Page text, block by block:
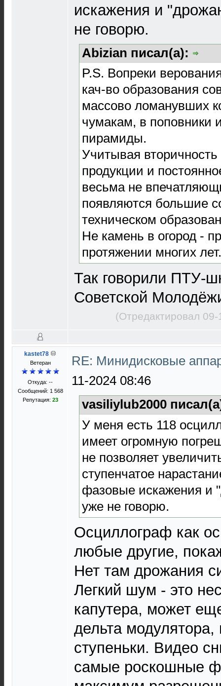
искажения и
не говорю.
Abizian писал(а):
P.S. Вопреки
кач-во образования
массово ломанувших
чумакам, в поповники
пирамиды.
Учитывая
продукции и
весьма не
появляются большие
техническом
Не камень в огород -
протяжении многих
Так говорили ПТУ-
Советской
(Отредактировал
kastet78
Ветеран
Откуда: --
Сообщений: 1 568
Репутация: 23
RE: Минидисковые
11-2024 08:46
vasiliylub2000
У меня есть 118
имеет огромную
не позволяет
ступенчатое
фазовые искажения и
уже не говорю.
Осциллограф как
любые другие,
Нет там дрожания
Легкий шум - это
капутера, может
дельта модулятора,
ступеньки. Видео
самые роскошные